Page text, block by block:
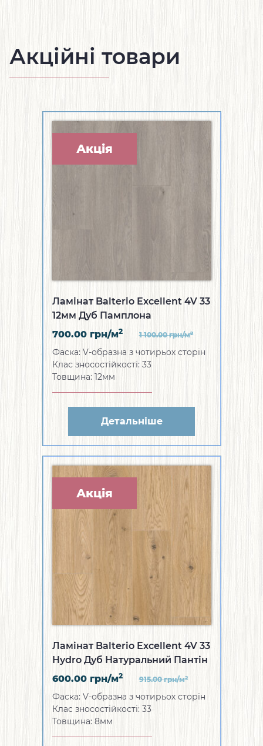
Акційні товари
Акція
Ламінат Balterio Excellent 4V 33
12мм Дуб Памплона
700.00 грн/м2 1 100.00грн/м2
Фаска: V-образна з чотирьох сторін
Клас зносостійкості: 33
Товщина: 12мм
Детальніше
Акція
Ламінат Balterio Excellent 4V 33
Hydro Дуб Натуральний Пантін
600.00 грн/м2 915.00грн/м2
Фаска: V-образна з чотирьох сторін
Клас зносостійкості: 33
Товщина: 8мм